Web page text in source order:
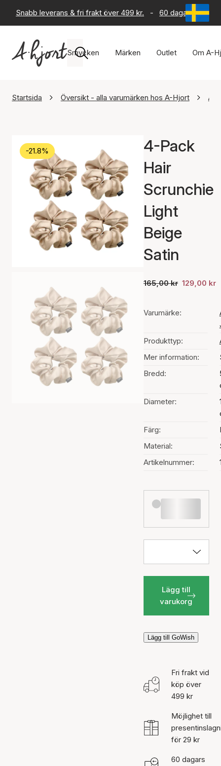
Snabb leverans & fri frakt över 499 kr. - 60 dagars
Smycken Märken Outlet Om A-
Startsida Översikt - alla varumärken hos A-Hjort A-
-21.8%
4-Pack
Hair
Scrunchie
Light
Beige
Satin
165,00 kr 129,00 kr
Varumärke:
Produkttyp:
Mer information:
Bredd:
Diameter:
Färg:
Material:
Artikelnummer:
Lägg till
varukorg
Lägg till GoWish
Fri frakt vid
köp över
499 kr
Möjlighet till
för 29 kr
60 dagars